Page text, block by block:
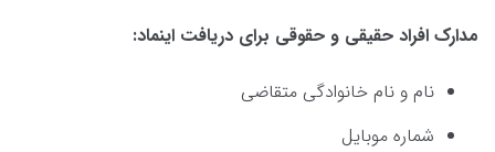
مدارک افراد حقیقی و حقوقی برای دریافت اینماد:
نام و نام خانوادگی متقاضی
شماره موبایل